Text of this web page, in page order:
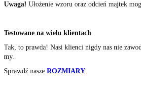
Uwaga! Ułożenie wzoru oraz odcień majtek
Testowane na wielu klientach
Tak, to prawda! Nasi klienci nigdy nas nie
my.
Sprawdź nasze ROZMIARY